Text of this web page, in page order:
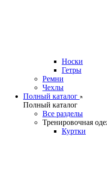
Носки
Гетры
Ремни
Чехлы
Полный каталог
Полный каталог
Все разделы
Тренировочная
Куртки